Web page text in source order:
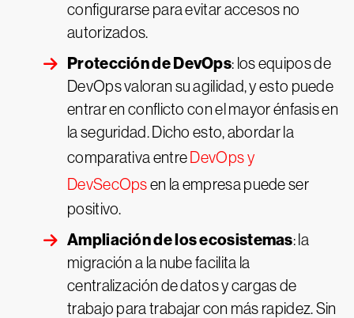
configurarse para evitar accesos no
autorizados.
Protección de DevOps: los equipos de
DevOps valoran su agilidad, y esto puede
entrar en conflicto con el mayor énfasis en
la seguridad. Dicho esto, abordar la
comparativa entre DevOps y
DevSecOpsen la empresa puede ser
positivo.
Ampliación de los ecosistemas: la
migración a la nube facilita la
centralización de datos y cargas de
trabajo para trabajar con más rapidez. Sin